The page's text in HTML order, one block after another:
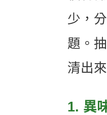
少，
題。
清出
1. 異